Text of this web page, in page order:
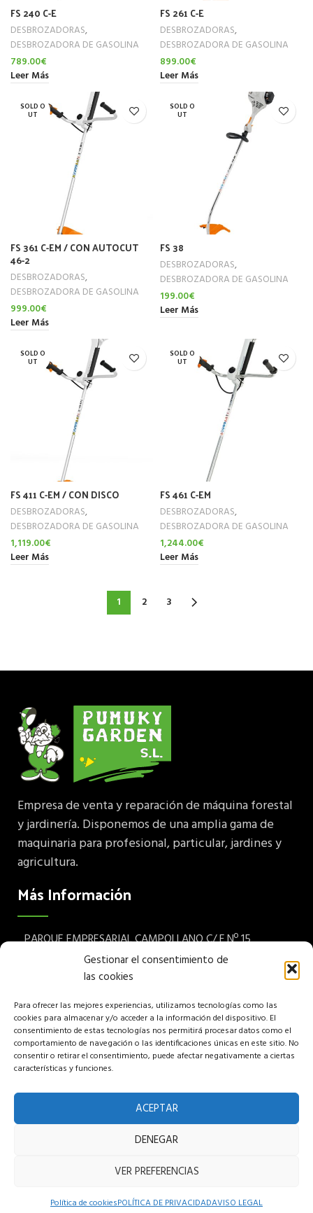
Gestionar el consentimiento de
las cookies
Para ofrecer las mejores experiencias, utilizamos tecnologías como las
cookies para almacenar y/o acceder a la información del dispositivo. El
consentimiento de estas tecnologías nos permitirá procesar datos como el
comportamiento de navegación o las identificaciones únicas en este sitio. No
consentir o retirar el consentimiento, puede afectar negativamente a ciertas
características y funciones.
ACEPTAR
DENEGAR
VER PREFERENCIAS
Política de cookiesPOLÍTICA DE PRIVACIDADAVISO LEGAL
FS 240 C-E
DESBROZADORAS,
DESBROZADORA DE GASOLINA
789.00€
Leer Más
FS 261 C-E
DESBROZADORAS,
DESBROZADORA DE GASOLINA
899.00€
Leer Más
SOLD O
UT
FS 361 C-EM / CON AUTOCUT
46-2
DESBROZADORAS,
DESBROZADORA DE GASOLINA
999.00€
Leer Más
SOLD O
UT
FS 38
DESBROZADORAS,
DESBROZADORA DE GASOLINA
199.00€
Leer Más
SOLD O
UT
FS 411 C-EM / CON DISCO
DESBROZADORAS,
DESBROZADORA DE GASOLINA
1,119.00€
Leer Más
SOLD O
UT
FS 461 C-EM
DESBROZADORAS,
DESBROZADORA DE GASOLINA
1,244.00€
Leer Más
1 2 3
Empresa de venta y reparación de máquina forestal
y jardinería. Disponemos de una amplia gama de
maquinaria para profesional, particular, jardines y
agricultura.
Más Información
PARQUE EMPRESARIAL CAMPOLLANO C/ F Nº 15
Albacete 02007 España
Teléfono: (+34) 967 24 68 72
Aviso legal
Política de privacidad
Política de cookies
Copyright © 2022 Pumuky Garden S.L, All rights reserved.